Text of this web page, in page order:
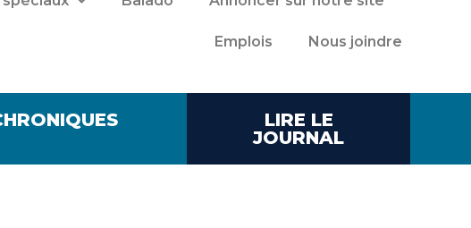
Emplois Nous joindre
LIRE LE
JOURNAL